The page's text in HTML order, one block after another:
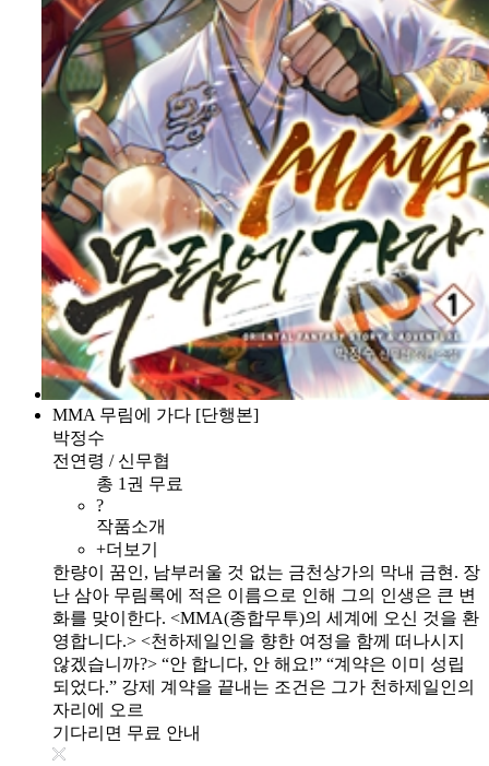
MMA 무림에 가다 [단행본]
박정수
전연령 / 신무협
총 1권 무료
?
작품소개
+더보기
한량이 꿈인, 남부러울 것 없는 금천상가의 막내 금현. 장
난 삼아 무림록에 적은 이름으로 인해 그의 인생은 큰 변
화를 맞이한다. <MMA(종합무투)의 세계에 오신 것을 환
영합니다.> <천하제일인을 향한 여정을 함께 떠나시지
않겠습니까?> “안 합니다, 안 해요!” “계약은 이미 성립
되었다.” 강제 계약을 끝내는 조건은 그가 천하제일인의
자리에 오르
기다리면 무료 안내